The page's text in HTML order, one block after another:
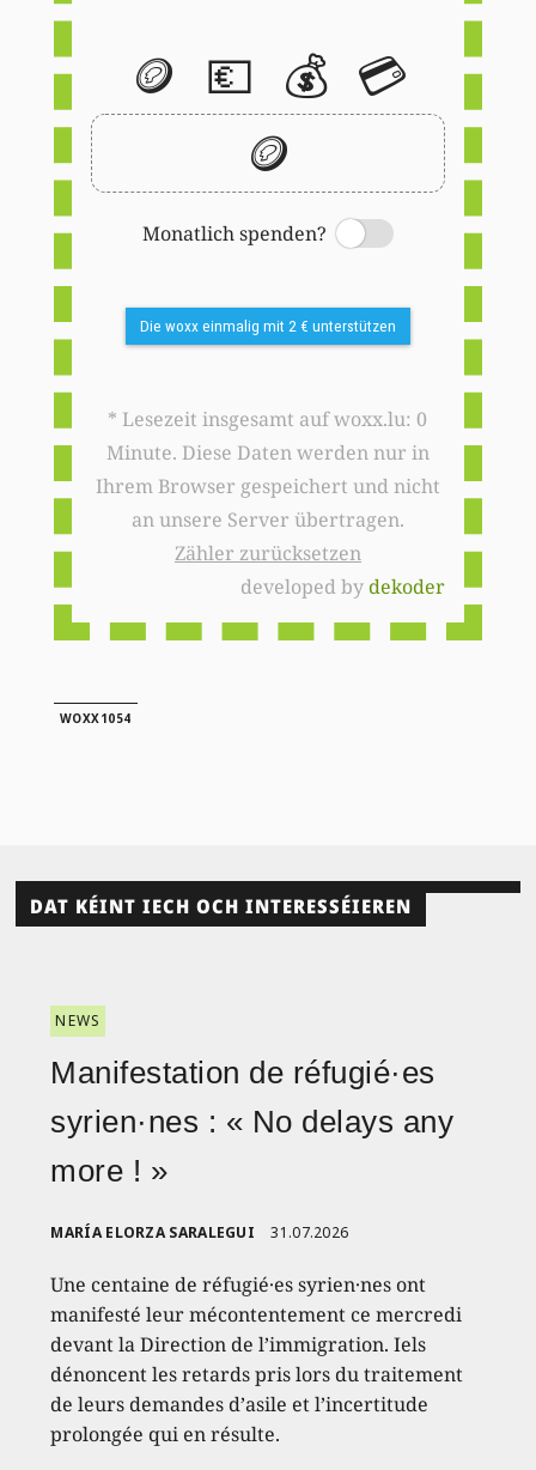
🪙 💶 💰 💳
🪙
Monatlich spenden?
Switch
Die woxx einmalig mit 2 € unterstützen
* Lesezeit insgesamt auf woxx.lu: 0
Minute. Diese Daten werden nur in
Ihrem Browser gespeichert und nicht
an unsere Server übertragen.
Zähler zurücksetzen
developed bydekoder
WOXX1054
DAT KÉINT IECH OCH INTERESSÉIEREN
NEWS
Manifestation de réfugié·es
syrien·nes : « No delays any
more ! »
MARÍA ELORZA SARALEGUI 31.07.2026
Une centaine de réfugié·es syrien·nes ont
manifesté leur mécontentement ce mercredi
devant la Direction de l’immigration. Iels
dénoncent les retards pris lors du traitement
de leurs demandes d’asile et l’incertitude
prolongée qui en résulte.